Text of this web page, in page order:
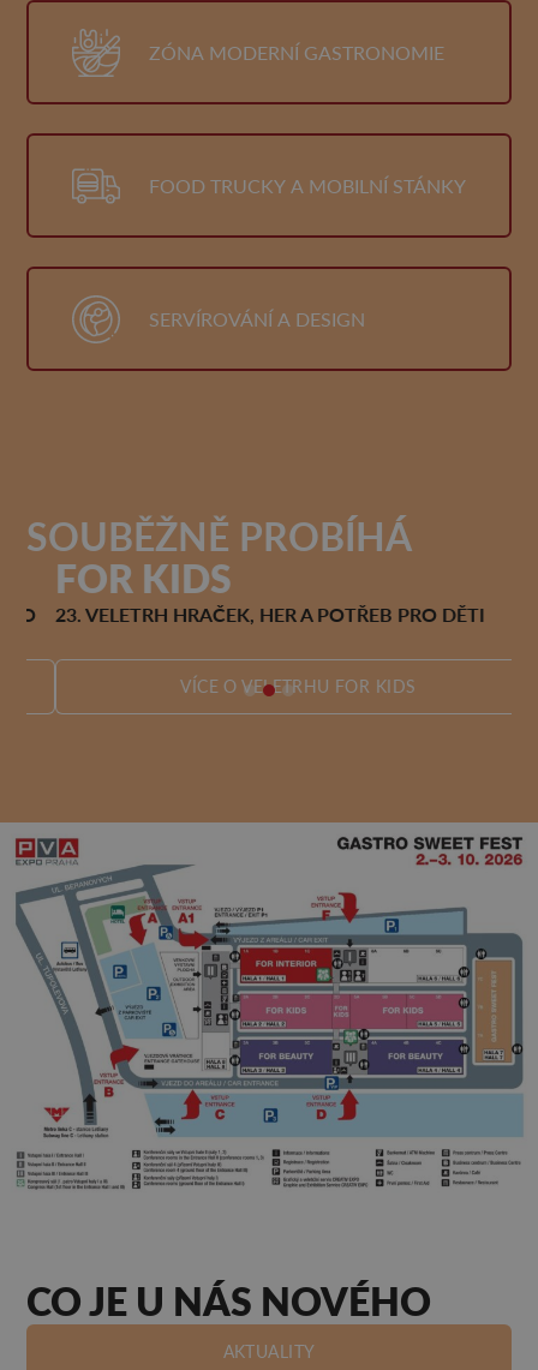
ZÓNA MODERNÍ GASTRONOMIE
FOOD TRUCKY A MOBILNÍ STÁNKY
SERVÍROVÁNÍ A DESIGN
SOUBĚŽNĚ PROBÍHÁ
FOR KIDS
23. VELETRH HRAČEK, HER A POTŘEB PRO DĚTI
VÍCE O VELETRHU FOR KIDS
CO JE U NÁS NOVÉHO
AKTUALITY